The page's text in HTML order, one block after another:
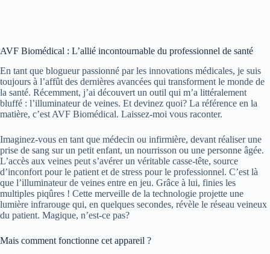
AVF Biomédical : L’allié incontournable du professionnel de santé
En tant que blogueur passionné par les innovations médicales, je suis
toujours à l’affût des dernières avancées qui transforment le monde de
la santé. Récemment, j’ai découvert un outil qui m’a littéralement
bluffé : l’illuminateur de veines. Et devinez quoi? La référence en la
matière, c’est AVF Biomédical. Laissez-moi vous raconter.
Imaginez-vous en tant que médecin ou infirmière, devant réaliser une
prise de sang sur un petit enfant, un nourrisson ou une personne âgée.
L’accès aux veines peut s’avérer un véritable casse-tête, source
d’inconfort pour le patient et de stress pour le professionnel. C’est là
que l’illuminateur de veines entre en jeu. Grâce à lui, finies les
multiples piqûres ! Cette merveille de la technologie projette une
lumière infrarouge qui, en quelques secondes, révèle le réseau veineux
du patient. Magique, n’est-ce pas?
Mais comment fonctionne cet appareil ?